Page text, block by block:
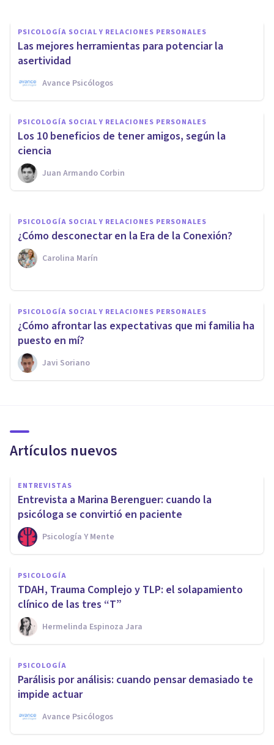
PSICOLOGÍA SOCIAL Y RELACIONES PERSONALES
Las mejores herramientas para potenciar la
asertividad
Avance Psicólogos
PSICOLOGÍA SOCIAL Y RELACIONES PERSONALES
​Los 10 beneficios de tener amigos, según la
ciencia
Juan Armando Corbin
Estigma Social: ¿cómo
podemos acabar con él?
Javi Soriano
PSICOLOGÍA SOCIAL Y RELACIONES PERSONALES
¿Cómo desconectar en la Era de la Conexión?
Carolina Marín
PSICOLOGÍA SOCIAL Y RELACIONES PERSONALES
¿Cómo afrontar las expectativas que mi familia ha
puesto en mí?
Javi Soriano
Artículos nuevos
ENTREVISTAS
Entrevista a Marina Berenguer: cuando la
psicóloga se convirtió en paciente
Psicología Y Mente
PSICOLOGÍA
TDAH, Trauma Complejo y TLP: el solapamiento
clínico de las tres “T”
Hermelinda Espinoza Jara
PSICOLOGÍA
Parálisis por análisis: cuando pensar demasiado te
impide actuar
Avance Psicólogos